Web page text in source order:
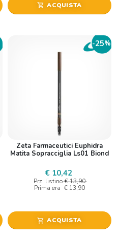
shopping_cart ACQUISTA
-25%
Zeta Farmaceutici Euphidra
Matita Sopracciglia Ls01 Biond
€ 10,42
Prz. listino € 13,90
Prima era € 13,90
shopping_cart ACQUISTA